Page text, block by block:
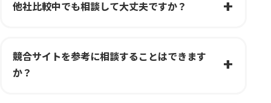
他社比較中でも相談して大丈夫ですか？
競合サイトを参考に相談することはできます
か？